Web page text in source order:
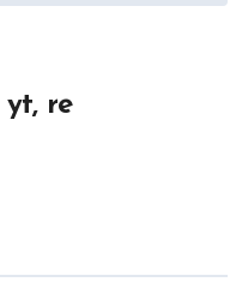
yt, re